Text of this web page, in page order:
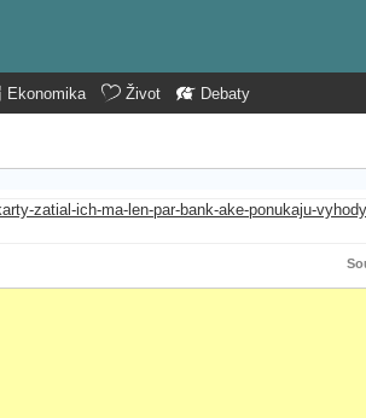
Ekonomika Život Debaty
zatial-ich-ma-len-par-bank-ake-ponukaju-